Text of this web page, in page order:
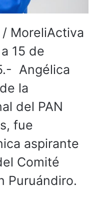
MoreliActiva
15 de
Angélica
la
del PAN
fue
aspirante
Comité
Puruándiro.